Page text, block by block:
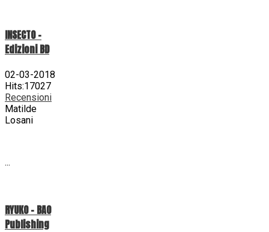
INSECTO -
Edizioni BD
02-03-2018
Hits:17027
Recensioni
Matilde
Losani
...
RYUKO - BAO
Publishing